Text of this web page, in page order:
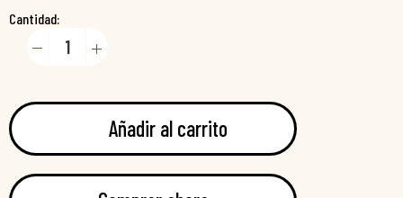
Cantidad:
Añadir al carrito